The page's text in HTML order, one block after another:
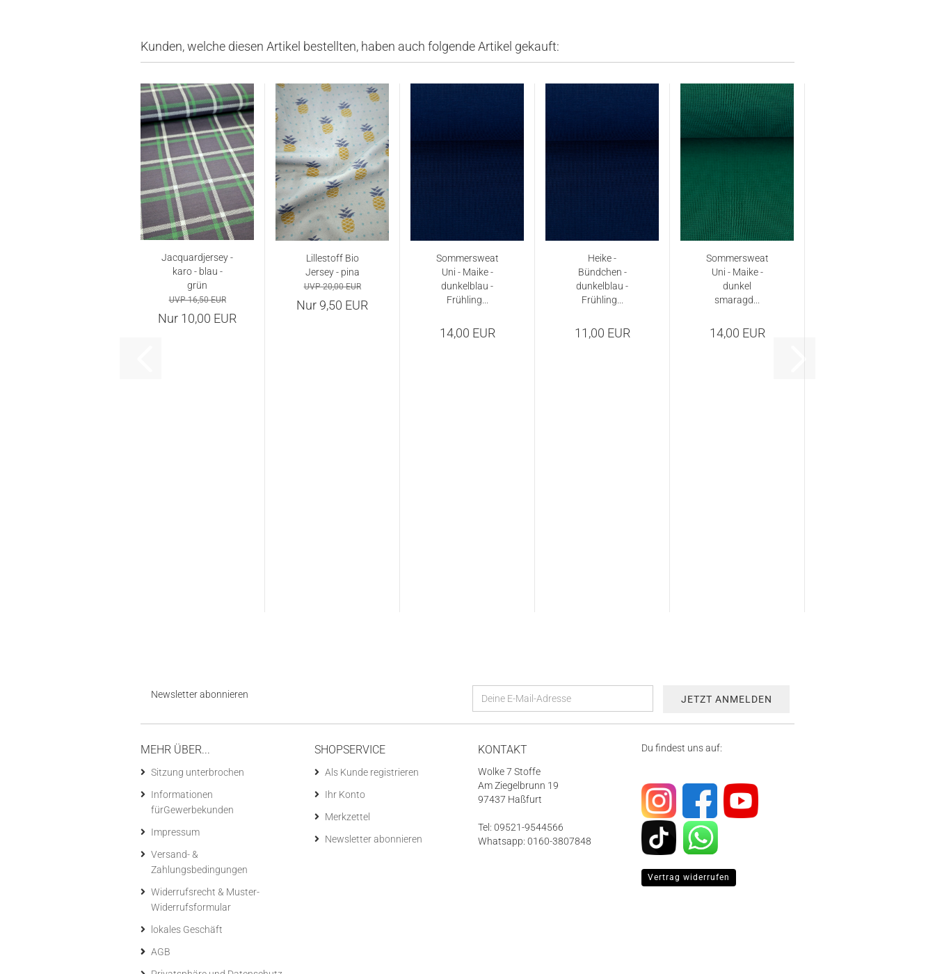
Kunden, welche diesen Artikel bestellten, haben auch folgende Artikel gekauft:
Jacquardjersey -
karo - blau -
grün
UVP 16,50 EUR
Nur 10,00 EUR
Lillestoff Bio
Jersey - pina
UVP 20,00 EUR
Nur 9,50 EUR
Sommersweat
Uni - Maike -
dunkelblau -
Frühling...
14,00 EUR
Heike -
Bündchen -
dunkelblau -
Frühling...
11,00 EUR
Sommersweat
Uni - Maike -
dunkel
smaragd...
14,00 EUR
Newsletter abonnieren
MEHR ÜBER...
Sitzung unterbrochen
Informationen
fürGewerbekunden
Impressum
Versand- &
Zahlungsbedingungen
Widerrufsrecht & Muster-
Widerrufsformular
lokales Geschäft
AGB
SHOPSERVICE
Als Kunde registrieren
Ihr Konto
Merkzettel
Newsletter abonnieren
KONTAKT
Wolke 7 Stoffe
Am Ziegelbrunn 19
97437 Haßfurt
Tel: 09521-9544566
Whatsapp: 0160-3807848
Du findest uns auf:
Vertrag widerrufen